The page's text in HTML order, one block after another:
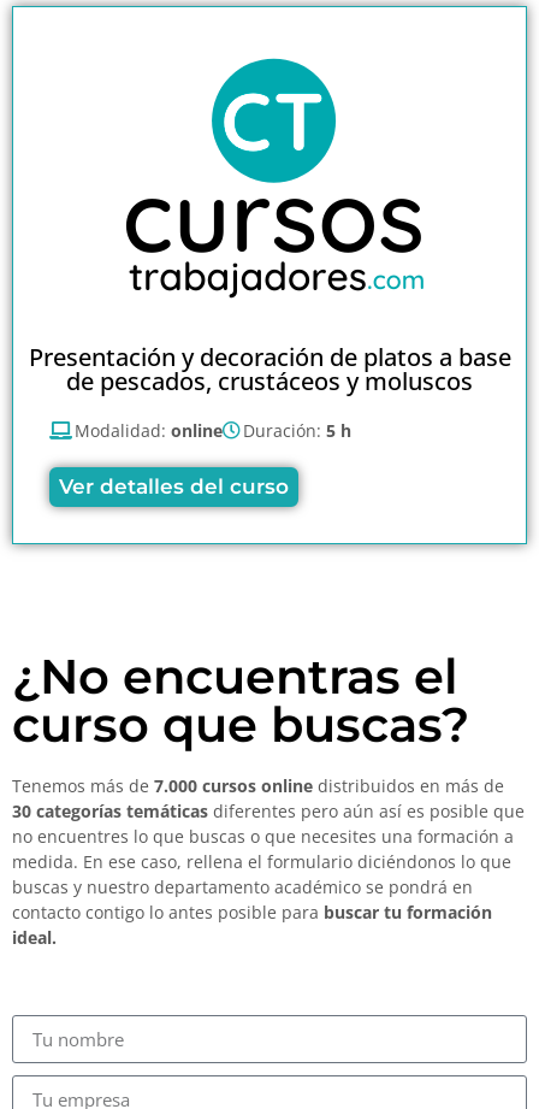
Presentación y decoración de platos a base
de pescados, crustáceos y moluscos
Modalidad: online Duración: 5 h
Ver detalles del curso
¿No encuentras el
curso que buscas?
Tenemos más de 7.000 cursos online distribuidos en más de
30 categorías temáticas diferentes pero aún así es posible que
no encuentres lo que buscas o que necesites una formación a
medida. En ese caso, rellena el formulario diciéndonos lo que
buscas y nuestro departamento académico se pondrá en
contacto contigo lo antes posible para buscar tu formación
ideal.